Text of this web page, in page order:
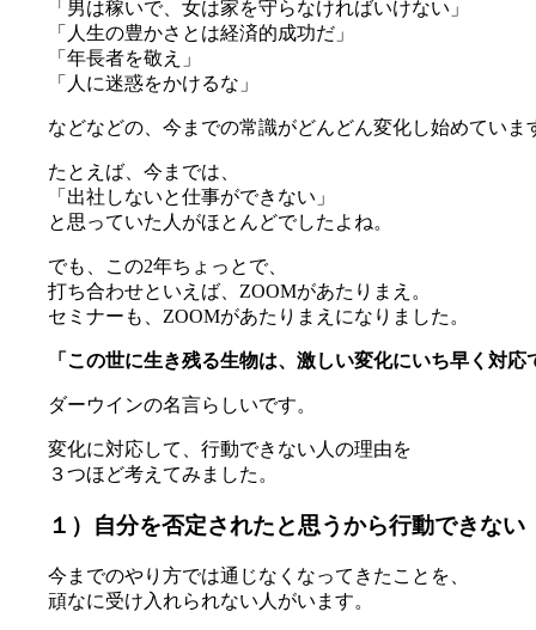
「男は稼いで、女は家を守らなければいけない」
「人生の豊かさとは経済的成功だ」
「年長者を敬え」
「人に迷惑をかけるな」
などなどの、今までの常識がどんどん変化し始めていま
たとえば、今までは、
「出社しないと仕事ができない」
と思っていた人がほとんどでしたよね。
でも、この2年ちょっとで、
打ち合わせといえば、ZOOMがあたりまえ。
セミナーも、ZOOMがあたりまえになりました。
「この世に生き残る生物は、激しい変化にいち早く対応
ダーウインの名言らしいです。
変化に対応して、行動できない人の理由を
３つほど考えてみました。
１）自分を否定されたと思うから行動できない
今までのやり方では通じなくなってきたことを、
頑なに受け入れられない人がいます。